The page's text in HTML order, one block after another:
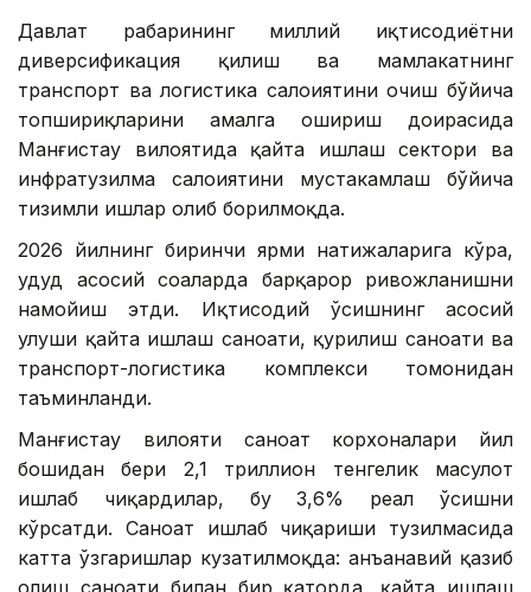
Давлат раҳбарининг миллий иқтисодиётни
диверсификация қилиш ва мамлакатнинг
транспорт ва логистика салоҳиятини очиш бўйича
топшириқларини амалга ошириш доирасида
Манғистау вилоятида қайта ишлаш сектори ва
инфратузилма салоҳиятини мустаҳкамлаш бўйича
тизимли ишлар олиб борилмоқда.
2026 йилнинг биринчи ярми натижаларига кўра,
ҳудуд асосий соҳаларда барқарор ривожланишни
намойиш этди. Иқтисодий ўсишнинг асосий
улуши қайта ишлаш саноати, қурилиш саноати ва
транспорт-логистика комплекси томонидан
таъминланди.
Манғистау вилояти саноат корхоналари йил
бошидан бери 2,1 триллион тенгелик маҳсулот
ишлаб чиқардилар, бу 3,6% реал ўсишни
кўрсатди. Саноат ишлаб чиқариши тузилмасида
катта ўзгаришлар кузатилмоқда: анъанавий қазиб
олиш саноати билан бир қаторда, қайта ишлаш